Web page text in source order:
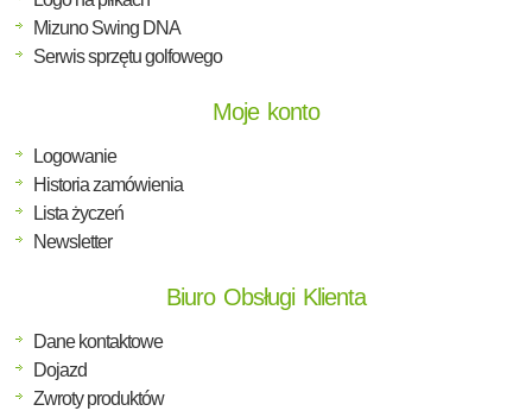
Mizuno Swing DNA
Serwis sprzętu golfowego
Moje konto
Logowanie
Historia zamówienia
Lista życzeń
Newsletter
Biuro Obsługi Klienta
Dane kontaktowe
Dojazd
Zwroty produktów